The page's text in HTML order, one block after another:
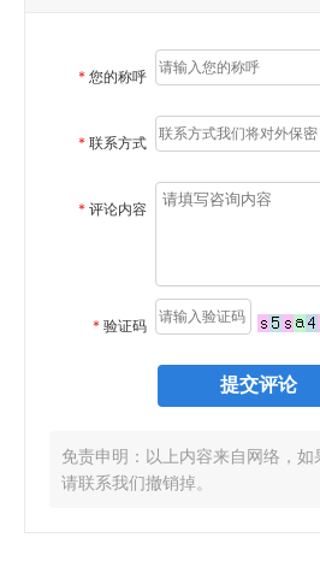
* 您的称呼
* 联系方式
* 评论内容
* 验证码
免责申明：以上内容来自网络，如
请联系我们撤销掉。